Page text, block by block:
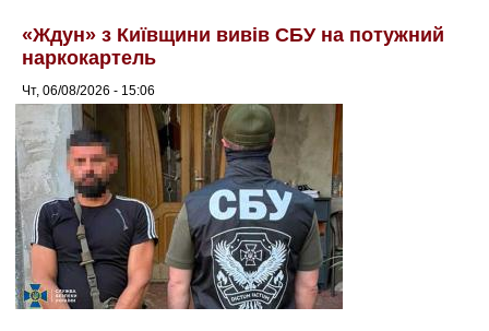
«Ждун» з Київщини вивів СБУ на потужний
наркокартель
Чт, 06/08/2026 - 15:06